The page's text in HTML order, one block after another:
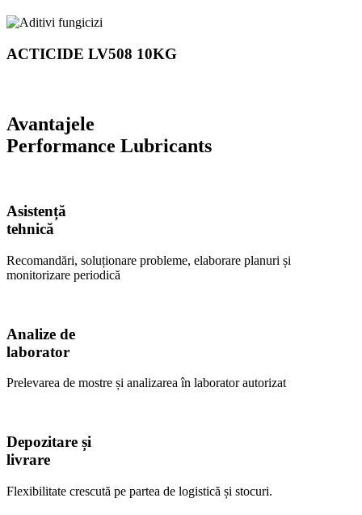
ACTICIDE LV508 10KG
Avantajele
Performance Lubricants
Asistență
tehnică
Recomandări, soluționare probleme, elaborare planuri și
monitorizare periodică
Analize de
laborator
Prelevarea de mostre și analizarea în laborator autorizat
Depozitare și
livrare
Flexibilitate crescută pe partea de logistică și stocuri.